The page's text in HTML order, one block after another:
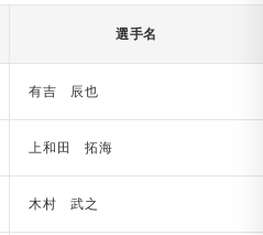
選手名
有吉 辰也
上和田 拓海
木村 武之